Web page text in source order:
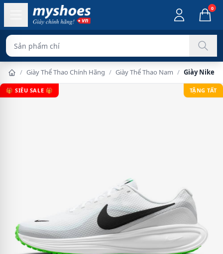
0
Sản phẩm chính hãng 10
/ Giày Thể Thao Chính Hãng / Giày Thể Thao Nam / Giày Nike
🎁 SIÊU SALE 🎁 TẶNG TẤT